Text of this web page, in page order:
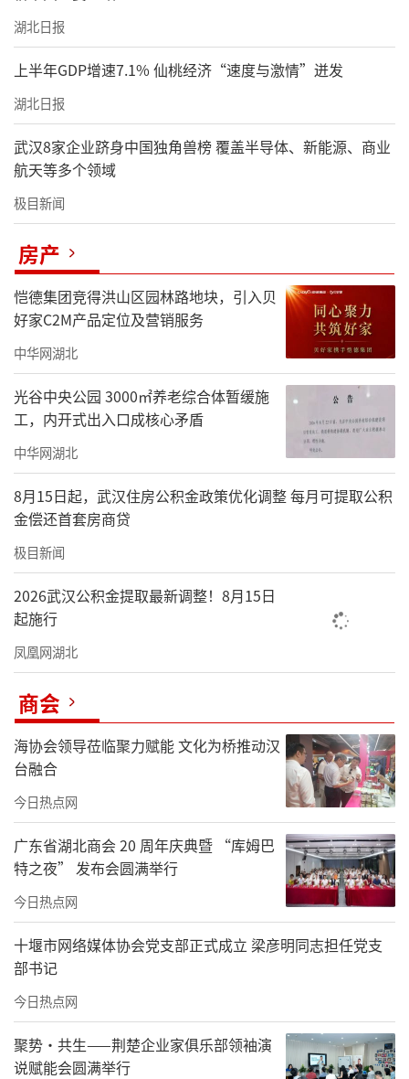
湖北日报
上半年GDP增速7.1% 仙桃经济“速度与激情”迸发
湖北日报
武汉8家企业跻身中国独角兽榜 覆盖半导体、新能源、商业
航天等多个领域
极目新闻
房产
恺德集团竞得洪山区园林路地块，引入贝
好家C2M产品定位及营销服务
中华网湖北
光谷中央公园 3000㎡养老综合体暂缓施
工，内开式出入口成核心矛盾
中华网湖北
8月15日起，武汉住房公积金政策优化调整 每月可提取公积
金偿还首套房商贷
极目新闻
2026武汉公积金提取最新调整！8月15日
起施行
凤凰网湖北
商会
海协会领导莅临聚力赋能 文化为桥推动汉
台融合
今日热点网
广东省湖北商会 20 周年庆典暨 “库姆巴
特之夜” 发布会圆满举行
今日热点网
十堰市网络媒体协会党支部正式成立 梁彦明同志担任党支
部书记
今日热点网
聚势·共生——荆楚企业家俱乐部领袖演
说赋能会圆满举行